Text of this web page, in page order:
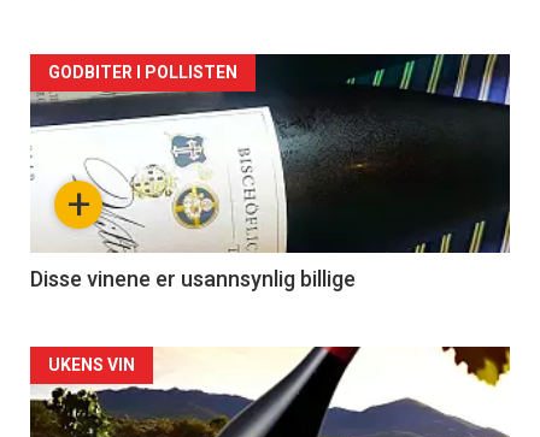
Forsiden
akkurat
nå
3
+
GODBITER I POLLISTEN
Disse vinene er usannsynlig billige
Forsiden
akkurat
UKENS VIN